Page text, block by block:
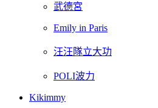
武德宮
Emily in Paris
汪汪隊立大功
POLI波力
Kikimmy